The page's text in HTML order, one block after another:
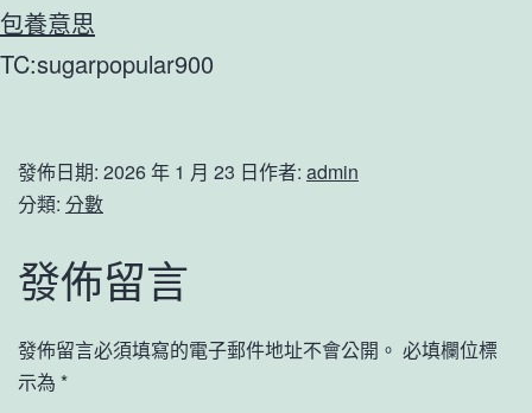
包養意思
TC:sugarpopular900
發佈日期: 2026 年 1 月 23 日作者: admin
分類: 分數
發佈留言
發佈留言必須填寫的電子郵件地址不會公開。 必填欄位標
示為 *